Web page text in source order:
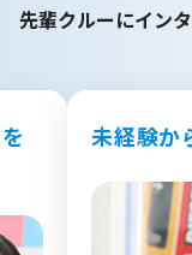
先輩クルーにイン
未経験か